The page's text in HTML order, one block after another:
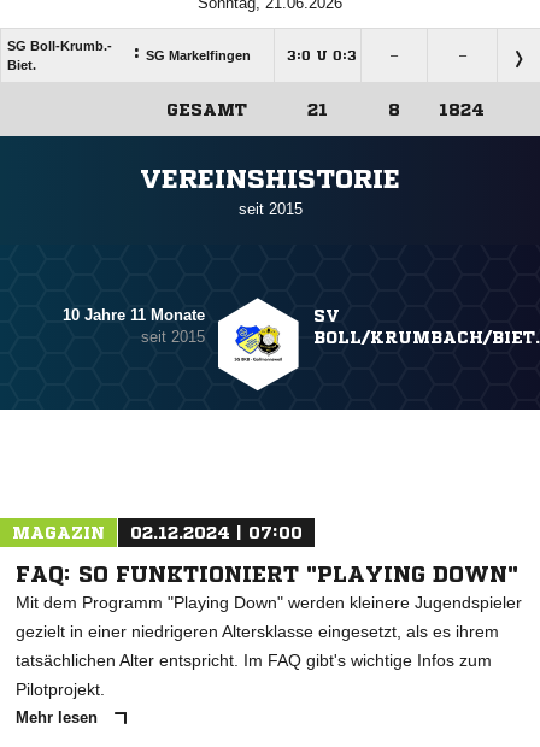
SG Boll-Krumb.-
Biet.
: SG Markelfingen : U : – –
GESAMT 21 8 1824
VEREINSHISTORIE
seit 2015
10 Jahre 11 Monate
seit 2015
SV
BOLL/KRUMBACH/BIET.
MAGAZIN 02.12.2024 | 07:00
FAQ: SO FUNKTIONIERT "PLAYING DOWN"
Mit dem Programm "Playing Down" werden kleinere Jugendspieler
gezielt in einer niedrigeren Altersklasse eingesetzt, als es ihrem
tatsächlichen Alter entspricht. Im FAQ gibt's wichtige Infos zum
Pilotprojekt.
Mehr lesen